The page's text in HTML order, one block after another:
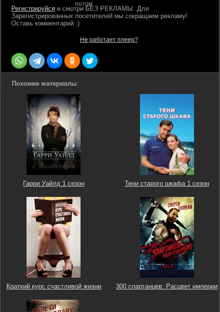
потом
Регистрируйся
Не работает плеер?
Похожие материалы:
Гарри Уайлд 1 сезон Тени старого шкафа 1 сезон
Краткий курс счастливой жизни 300 спартанцев: Расцвет империи